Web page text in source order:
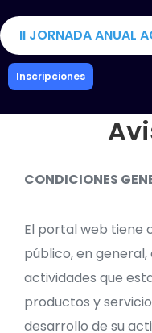
II JORNADA ANUAL
Inscripciones
CONDICIONES
El portal web tiene
público, en
actividades que
productos y
desarrollo de su